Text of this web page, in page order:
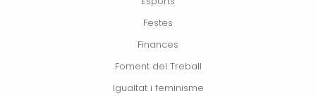
Festes
Finances
Foment del Treball
Igualtat i feminisme